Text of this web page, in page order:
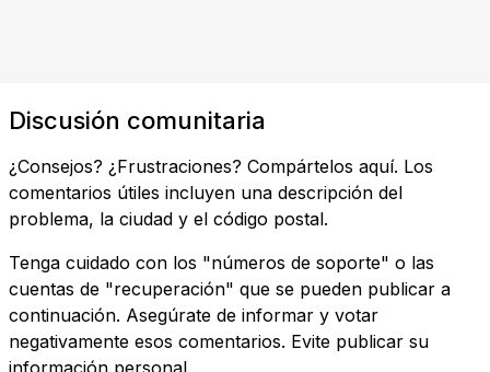
Discusión comunitaria
¿Consejos? ¿Frustraciones? Compártelos aquí. Los
comentarios útiles incluyen una descripción del
problema, la ciudad y el código postal.
Tenga cuidado con los "números de soporte" o las
cuentas de "recuperación" que se pueden publicar a
continuación. Asegúrate de informar y votar
negativamente esos comentarios. Evite publicar su
información personal.